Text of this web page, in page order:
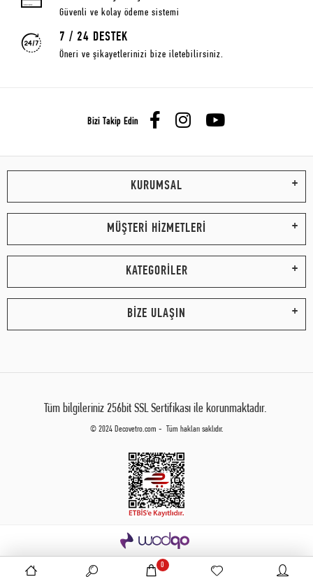
Güvenli ve kolay ödeme sistemi
7 / 24 DESTEK
Öneri ve şikayetlerinizi bize iletebilirsiniz.
Bizi Takip Edin
KURUMSAL
MÜŞTERİ HİZMETLERİ
KATEGORİLER
BİZE ULAŞIN
Tüm bilgileriniz 256bit SSL Sertifikası ile korunmaktadır.
© 2024 Decovetro.com - Tüm hakları saklıdır.
0